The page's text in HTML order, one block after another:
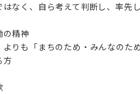
はなく、自ら考えて判断し、率先
精神
よりも「まちのため・みんなの
方